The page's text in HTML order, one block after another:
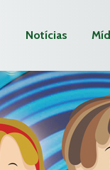
Notícias